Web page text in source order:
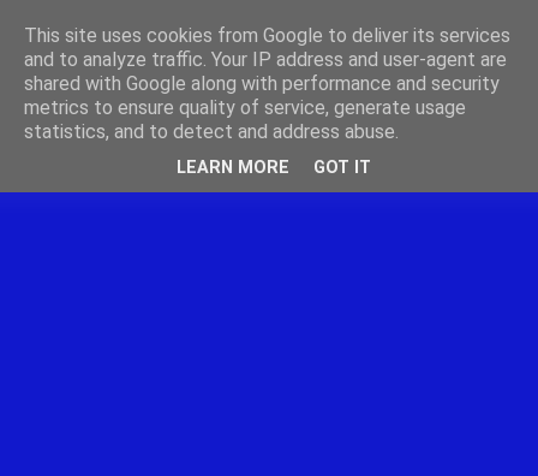
This site uses cookies from Google to deliver its services
and to analyze traffic. Your IP address and user-agent are
shared with Google along with performance and security
metrics to ensure quality of service, generate usage
statistics, and to detect and address abuse.
LEARN MORE GOT IT